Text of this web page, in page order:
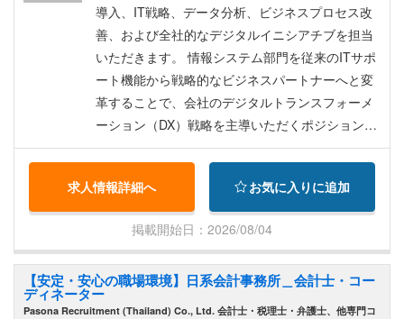
導入、IT戦略、データ分析、ビジネスプロセス改
善、および全社的なデジタルイニシアチブを担当
いただきます。 情報システム部門を従来のITサポ
ート機能から戦略的なビジネスパートナーへと変
革することで、会社のデジタルトランスフォーメ
ーション（DX）戦略を主導いただくポジションで
す。 職務内容 • 全社的なデジタルトランスフォー
メーション（DX）を主導する • ビジネス目標に沿
ったIT戦略を策定・実行する • ERP導入および全
社的なITプロジェクトを管理する • システム導
入、ベンダー管理、およびプロジェクト遂行を監
督する • テクノロジーと自動化を通じてビジネス
プロセスを改善する • データ分析およびビジネス
インテリジェンス機能を開発する • 将来の情報シ
求人情報詳細へ お気に入りに追加
掲載開始日：2026/08/04
【安定・安心の職場環境】日系会計事務所＿会計士・コー
ディネーター
Pasona Recruitment (Thailand) Co., Ltd. 会計士・税理士・弁護士、他専門コ